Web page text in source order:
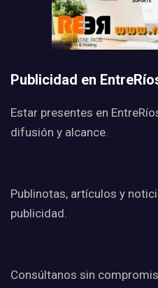
Publicidad en
Estar presentes en
difusión y alcance.
Publinotas, artículos y
publicidad.
Consúltanos sin